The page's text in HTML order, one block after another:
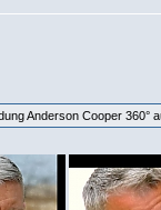
Anderson Cooper 360°